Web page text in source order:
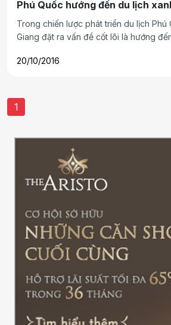
Phú Quốc hướng đến du lịch
Trong chiến lược phát triển du lịch Phú
Giang đặt ra vấn đề cốt lõi là hướng
ở đảo ngọc.
20/10/2016
1